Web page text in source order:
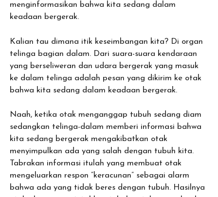
menginformasikan bahwa kita sedang dalam
keadaan bergerak.
Kalian tau dimana itik keseimbangan kita? Di organ
telinga bagian dalam. Dari suara-suara kendaraan
yang berseliweran dan udara bergerak yang masuk
ke dalam telinga adalah pesan yang dikirim ke otak
bahwa kita sedang dalam keadaan bergerak.
Naah, ketika otak menganggap tubuh sedang diam
sedangkan telinga-dalam memberi informasi bahwa
kita sedang bergerak mengakibatkan otak
menyimpulkan ada yang salah dengan tubuh kita.
Tabrakan informasi itulah yang membuat otak
mengeluarkan respon “keracunan” sebagai alarm
bahwa ada yang tidak beres dengan tubuh. Hasilnya